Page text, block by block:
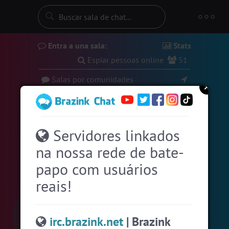
Entra a una sala:
Stats
Espiar pessoas online
51
Salas por comunidades
#EstadosUnidos
2usuarios
#SalaDaSininha
12 usuarios
#Evangelicos
9 usuarios
#Portugal
9 usuarios
#Zoom
8 usuarios
Servidores linkados
na nossa rede de bate-
papo com usuários
reais!
irc.brazink.net | Brazink